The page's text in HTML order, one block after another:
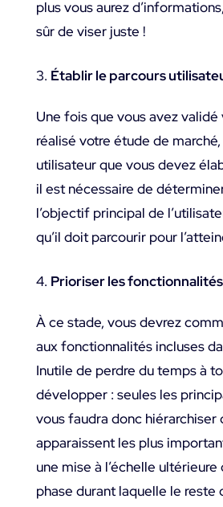
plus vous aurez
sûr de viser juste !
Établir le parcours
Une fois que vous avez
réalisé votre étude de marché,
utilisateur que vous devez
il est nécessaire de
l’objectif principal de
qu’il doit parcourir pour
Prioriser les
À ce stade, vous devrez
aux fonctionnalités incluses
Inutile de perdre du temps à
développer : seules les
vous faudra donc hiérarchiser
apparaissent les plus
une mise à l’échelle ultérieure
phase durant laquelle le reste